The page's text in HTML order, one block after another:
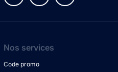
Nos services
Code promo